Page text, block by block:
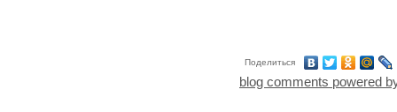
Поделиться
blog comments powered